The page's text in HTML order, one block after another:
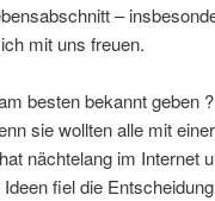
–
mit uns freuen.
besten bekannt geben ?
sie wollten alle mit
nächtelang im Internet
fiel die